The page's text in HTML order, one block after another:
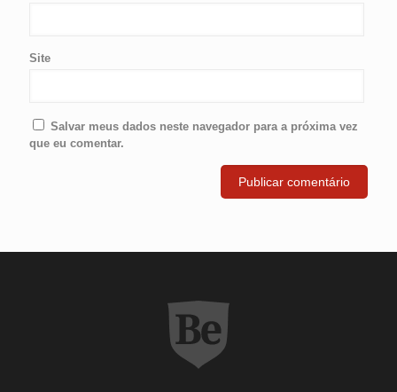
Site
Salvar meus dados neste navegador para a próxima vez
que eu comentar.